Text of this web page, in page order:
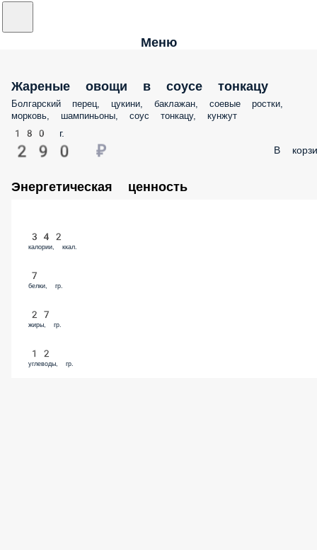
Меню
Жареные овощи в соусе тонкацу
Болгарский перец, цукини, баклажан, соевые ростки,
морковь, шампиньоны, соус тонкацу, кунжут
180 г.
290 ₽ В
Энергетическая ценность
342
калории, ккал.
7
белки, гр.
27
жиры, гр.
12
углеводы, гр.